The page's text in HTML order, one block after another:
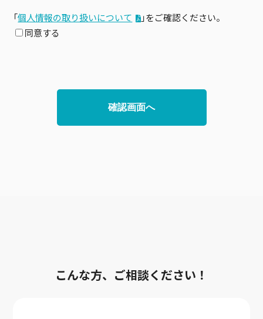
「個⼈情報の取り扱いについて
」をご確認ください。
同意する
こんな方、ご相談ください！